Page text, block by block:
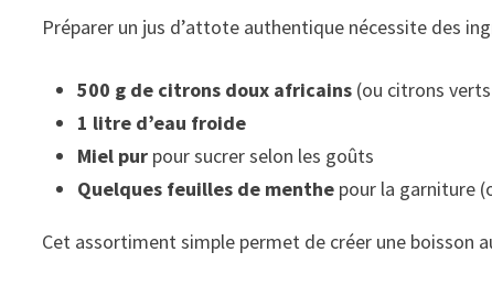
Préparer un jus d’attote authentique nécessite des
500 g de citrons doux africains (ou citrons
1 litre d’eau froide
Miel pur pour sucrer selon les goûts
Quelques feuilles de menthe pour la garniture
Cet assortiment simple permet de créer une boisson